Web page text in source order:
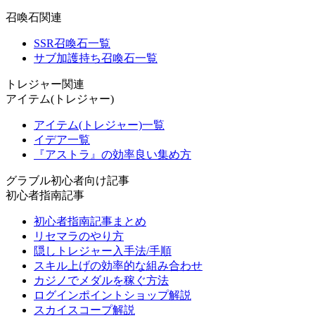
召喚石関連
SSR召喚石一覧
サブ加護持ち召喚石一覧
トレジャー関連
アイテム(トレジャー)
アイテム(トレジャー)一覧
イデア一覧
『アストラ』の効率良い集め方
グラブル初心者向け記事
初心者指南記事
初心者指南記事まとめ
リセマラのやり方
隠しトレジャー入手法/手順
スキル上げの効率的な組み合わせ
カジノでメダルを稼ぐ方法
ログインポイントショップ解説
スカイスコープ解説